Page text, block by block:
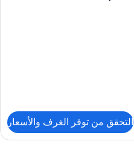
التحقق من توفر الغرف والأسعار